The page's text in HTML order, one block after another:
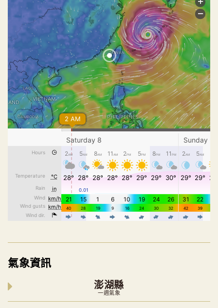
氣象資訊
澎湖縣
一週氣象